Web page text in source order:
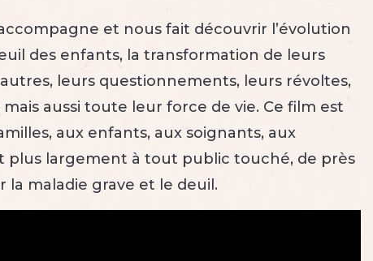
et nous fait découvrir l’évolution
des enfants, la transformation de leurs
leurs questionnements, leurs révoltes,
mais aussi toute leur force de vie. Ce film est
aux enfants, aux soignants, aux
plus largement à tout public touché, de près
la maladie grave et le deuil.